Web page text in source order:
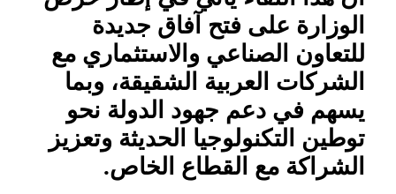
الوزارة على فتح آفاق جديدة
للتعاون الصناعي والاستثماري مع
الشركات العربية الشقيقة، وبما
يسهم في دعم جهود الدولة نحو
توطين التكنولوجيا الحديثة وتعزيز
الشراكة مع القطاع الخاص.